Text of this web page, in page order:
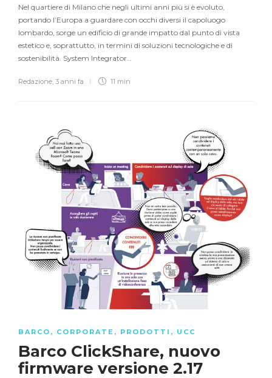
Nel quartiere di Milano che negli ultimi anni più si è evoluto,
portando l’Europa a guardare con occhi diversi il capoluogo
lombardo, sorge un edificio di grande impatto dal punto di vista
estetico e, soprattutto, in termini di soluzioni tecnologiche e di
sostenibilità. System Integrator…
Redazione, 3 anni fa 11 min
BARCO , CORPORATE , PRODOTTI , UCC
Barco ClickShare, nuovo
firmware versione 2.17